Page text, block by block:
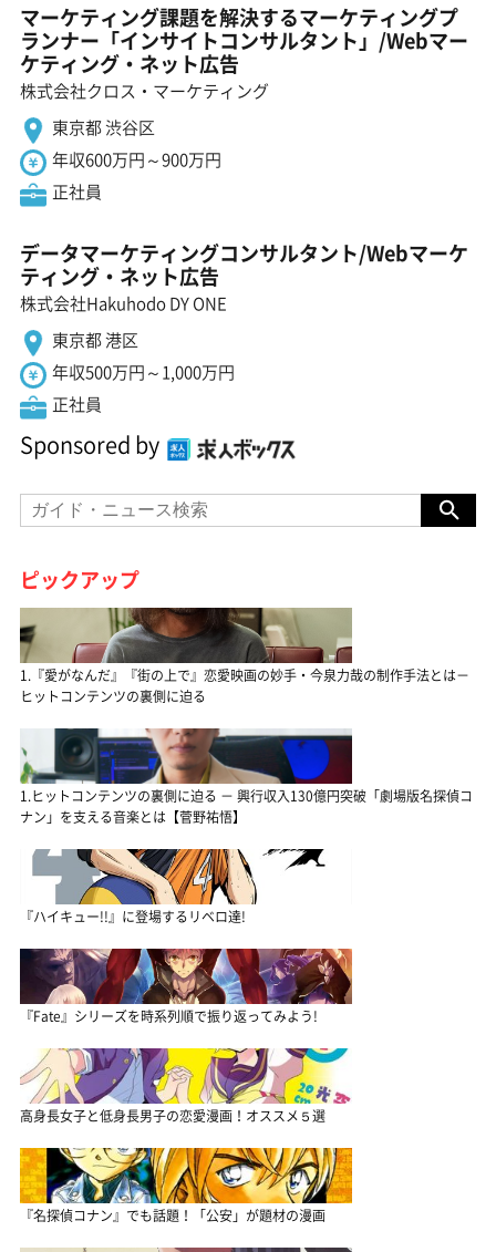
マーケティング課題を解決するマーケティングプ
ランナー「インサイトコンサルタント」/Webマー
ケティング・ネット広告
株式会社クロス・マーケティング
東京都 渋谷区
年収600万円～900万円
正社員
データマーケティングコンサルタント/Webマーケ
ティング・ネット広告
株式会社Hakuhodo DY ONE
東京都 港区
年収500万円～1,000万円
正社員
Sponsored by
ピックアップ
1.『愛がなんだ』『街の上で』恋愛映画の妙手・今泉力哉の制作手法とは－
ヒットコンテンツの裏側に迫る
1.ヒットコンテンツの裏側に迫る － 興行収入130億円突破「劇場版名探偵コ
ナン」を支える音楽とは【菅野祐悟】
『ハイキュー!!』に登場するリベロ達!
『Fate』シリーズを時系列順で振り返ってみよう!
高身長女子と低身長男子の恋愛漫画！オススメ５選
『名探偵コナン』でも話題！「公安」が題材の漫画